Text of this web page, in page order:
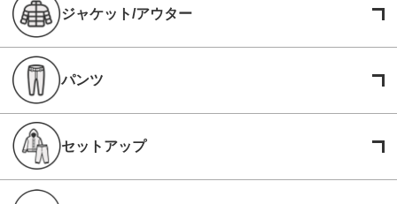
ジャケット/アウター
パンツ
セットアップ